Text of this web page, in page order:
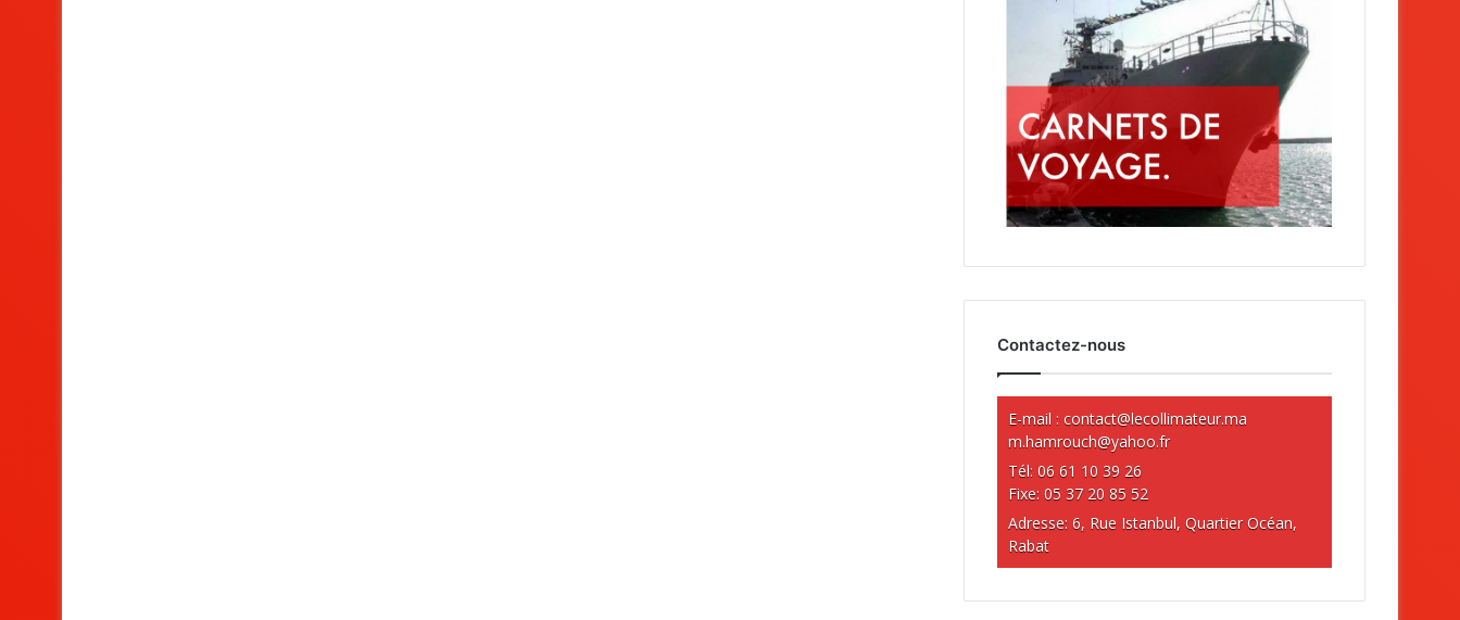
Contactez-nous
E-mail :contact@lecollimateur.ma
m.hamrouch@yahoo.fr
Tél: 06 61 10 39 26
Fixe: 05 37 20 85 52
Adresse: 6, Rue Istanbul, Quartier Océan,
Rabat